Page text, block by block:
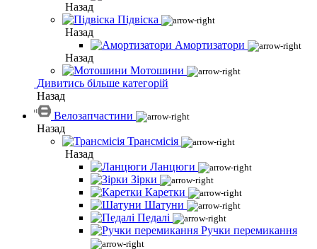
Назад
Підвіска
Назад
Амортизатори
Назад
Мотошини
Дивитись більше категорій
Назад
Велозапчастини
Назад
Трансмісія
Назад
Ланцюги
Зірки
Каретки
Шатуни
Педалі
Ручки перемикання